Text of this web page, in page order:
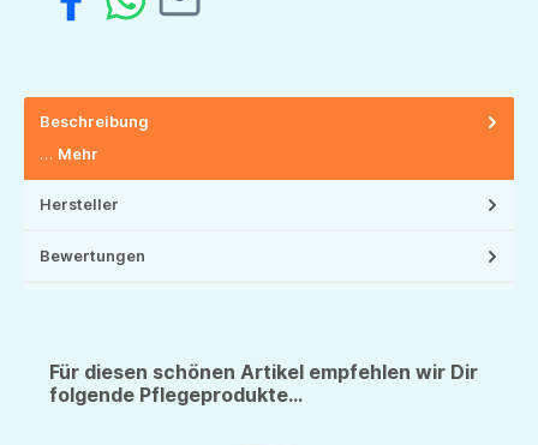
Beschreibung
… Mehr
Hersteller
Bewertungen
Für diesen schönen Artikel empfehlen wir Dir
folgende Pflegeprodukte...